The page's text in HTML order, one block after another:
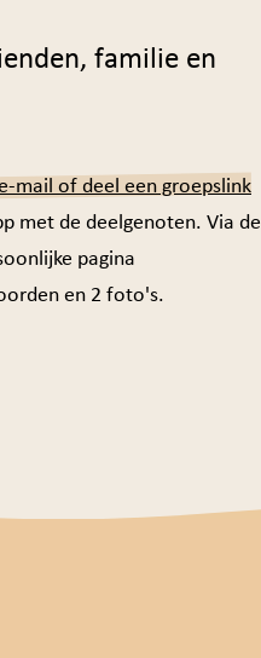
familie en
mail of deel een groepslink
met de deelgenoten. Via de
pagina
en 2 foto's.